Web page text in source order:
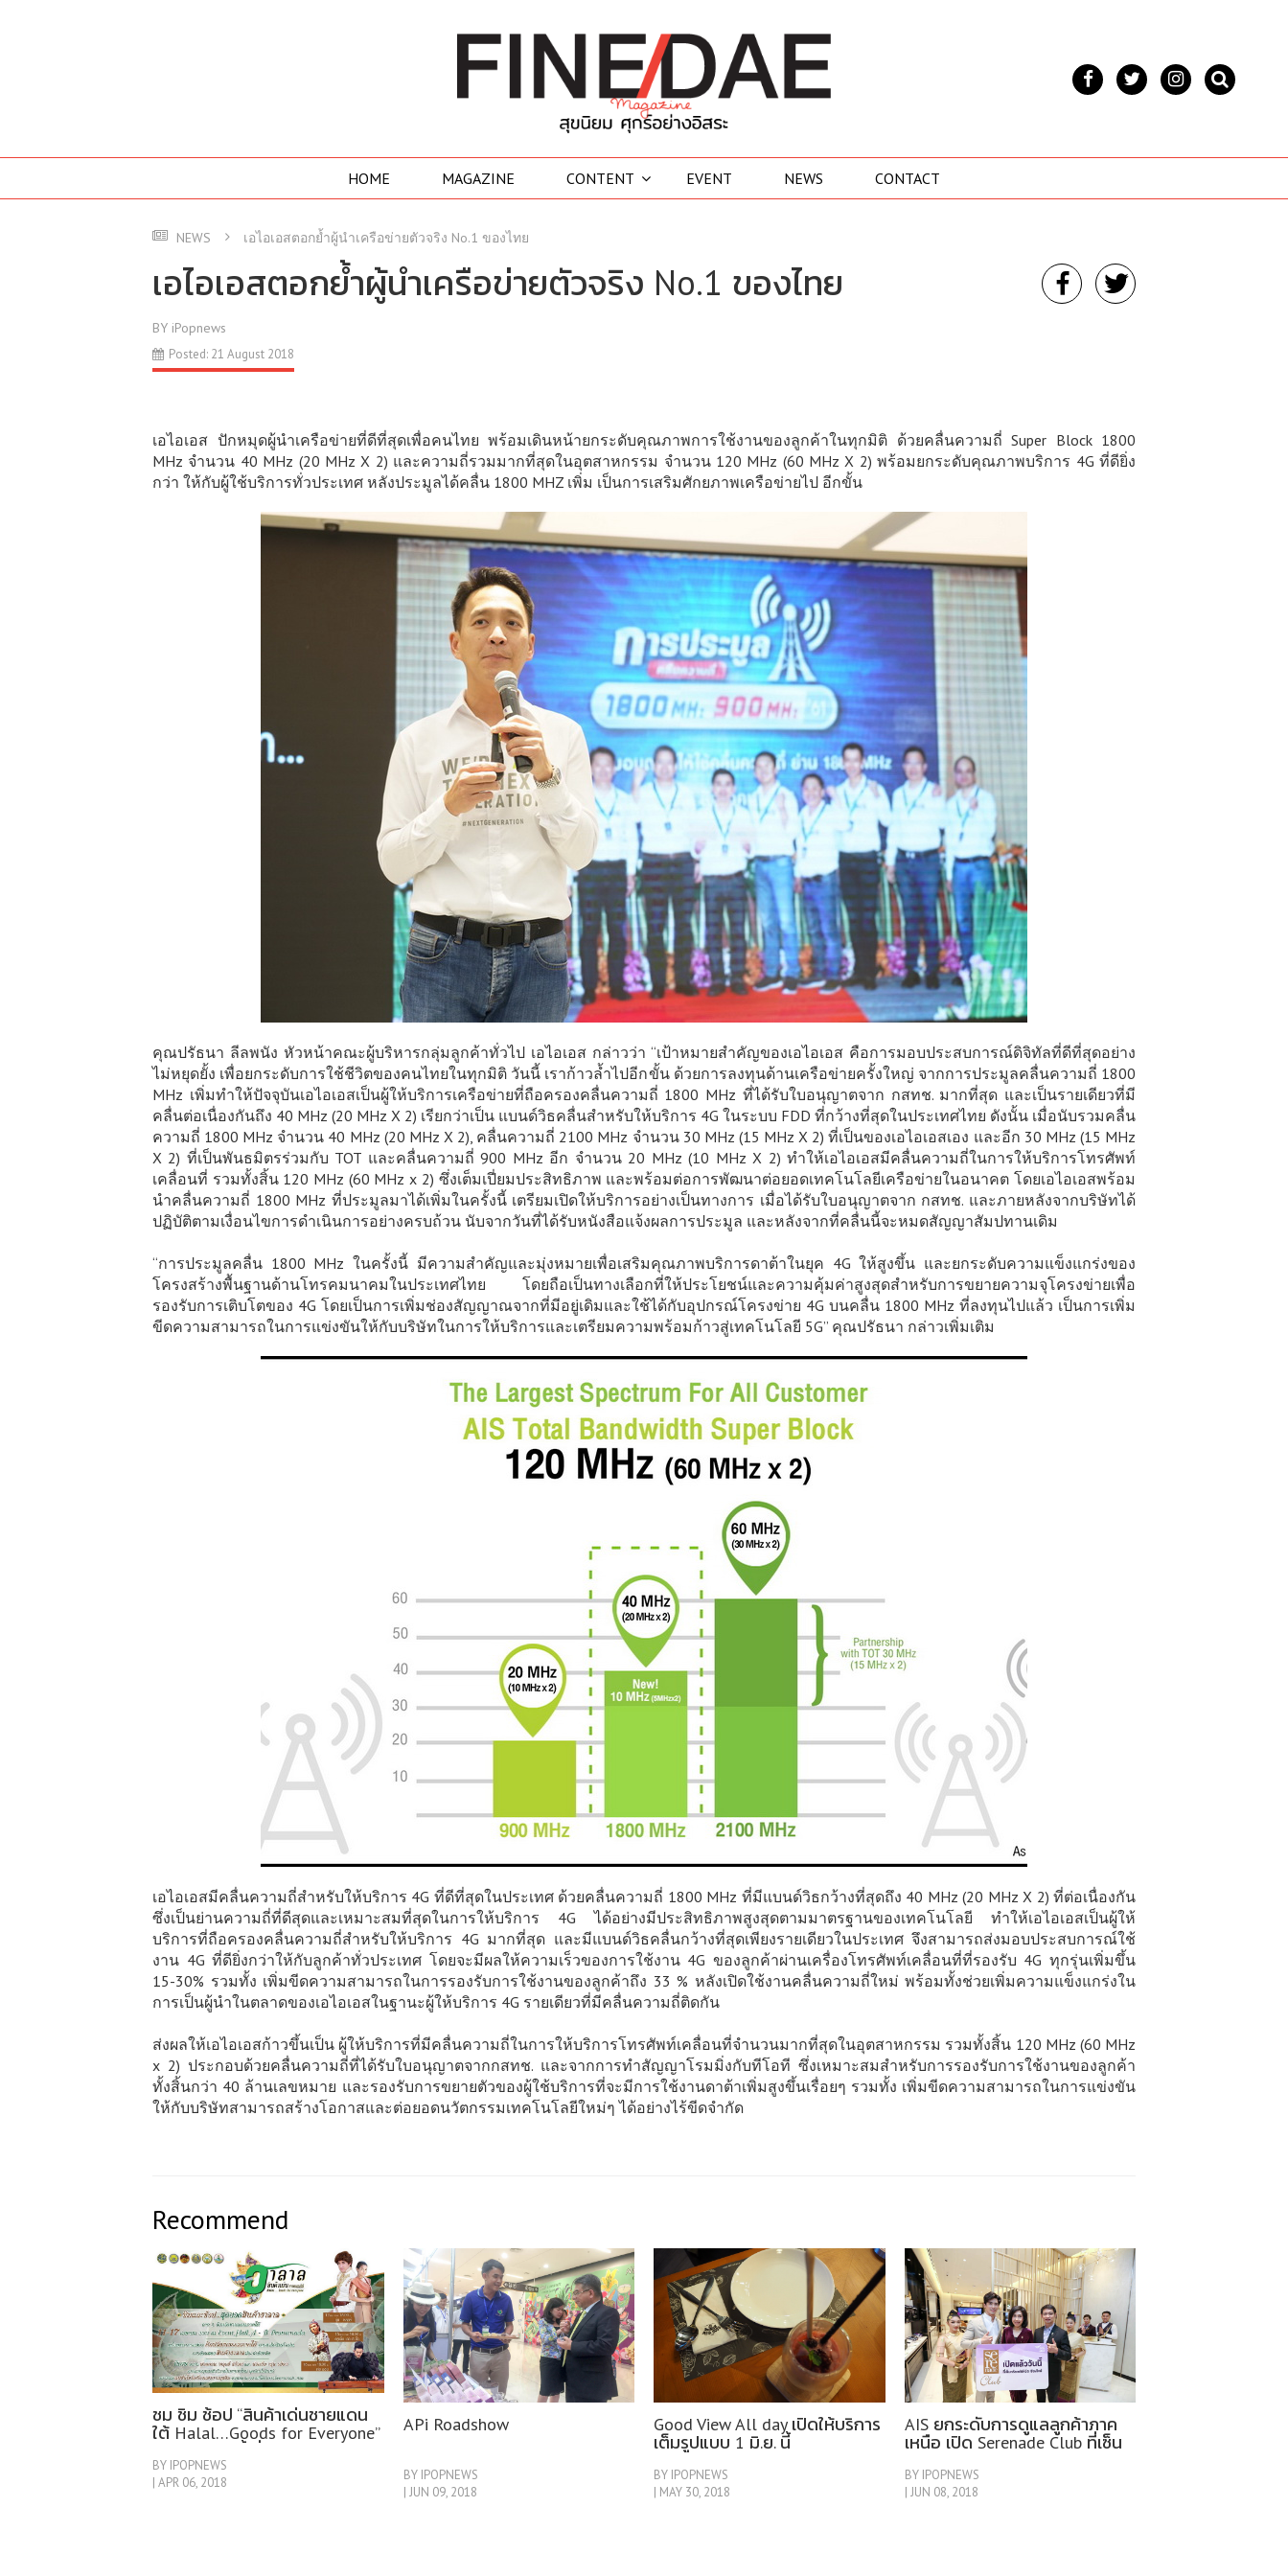
HOME MAGAZINE CONTENT EVENT NEWS CONTACT
NEWS เอไอเอสตอกย้ำผู้นำเครือข่ายตัวจริง No.1 ของไทย
เอไอเอสตอกย้ำผู้นำเครือข่ายตัวจริง No.1 ของไทย
BY iPopnews
Posted: 21 August 2018
เอไอเอส ปักหมุดผู้นำเครือข่ายที่ดีที่สุดเพื่อคนไทย พร้อมเดินหน้ายกระดับคุณภาพการใช้งานของลูกค้าในทุกมิติ ด้วยคลื่นความถี่ Super Block 1800
MHz จำนวน 40 MHz (20 MHz X 2) และความถี่รวมมากที่สุดในอุตสาหกรรม จำนวน 120 MHz (60 MHz X 2) พร้อมยกระดับคุณภาพบริการ 4G ที่ดียิ่ง
กว่า ให้กับผู้ใช้บริการทั่วประเทศ หลังประมูลได้คลื่น 1800 MHZ เพิ่ม เป็นการเสริมศักยภาพเครือข่ายไป อีกขั้น
คุณปรัธนา ลีลพนัง หัวหน้าคณะผู้บริหารกลุ่มลูกค้าทั่วไป เอไอเอส กล่าวว่า “เป้าหมายสำคัญของเอไอเอส คือการมอบประสบการณ์ดิจิทัลที่ดีที่สุดอย่าง
ไม่หยุดยั้ง เพื่อยกระดับการใช้ชีวิตของคนไทยในทุกมิติ วันนี้ เราก้าวล้ำไปอีกขั้น ด้วยการลงทุนด้านเครือข่ายครั้งใหญ่ จากการประมูลคลื่นความถี่ 1800
MHz เพิ่มทำให้ปัจจุบันเอไอเอสเป็นผู้ให้บริการเครือข่ายที่ถือครองคลื่นความถี่ 1800 MHz ที่ได้รับใบอนุญาตจาก กสทช. มากที่สุด และเป็นรายเดียวที่มี
คลื่นต่อเนื่องกันถึง 40 MHz (20 MHz X 2) เรียกว่าเป็น แบนด์วิธคลื่นสำหรับให้บริการ 4G ในระบบ FDD ที่กว้างที่สุดในประเทศไทย ดังนั้น เมื่อนับรวมคลื่น
ความถี่ 1800 MHz จำนวน 40 MHz (20 MHz X 2), คลื่นความถี่ 2100 MHz จำนวน 30 MHz (15 MHz X 2) ที่เป็นของเอไอเอสเอง และอีก 30 MHz (15 MHz
X 2) ที่เป็นพันธมิตรร่วมกับ TOT และคลื่นความถี่ 900 MHz อีก จำนวน 20 MHz (10 MHz X 2) ทำให้เอไอเอสมีคลื่นความถี่ในการให้บริการโทรศัพท์
เคลื่อนที่ รวมทั้งสิ้น 120 MHz (60 MHz x 2) ซึ่งเต็มเปี่ยมประสิทธิภาพ และพร้อมต่อการพัฒนาต่อยอดเทคโนโลยีเครือข่ายในอนาคต โดยเอไอเอสพร้อม
นำคลื่นความถี่ 1800 MHz ที่ประมูลมาได้เพิ่มในครั้งนี้ เตรียมเปิดให้บริการอย่างเป็นทางการ เมื่อได้รับใบอนุญาตจาก กสทช. และภายหลังจากบริษัทได้
ปฏิบัติตามเงื่อนไขการดำเนินการอย่างครบถ้วน นับจากวันที่ได้รับหนังสือแจ้งผลการประมูล และหลังจากที่คลื่นนี้จะหมดสัญญาสัมปทานเดิม
“การประมูลคลื่น 1800 MHz ในครั้งนี้ มีความสำคัญและมุ่งหมายเพื่อเสริมคุณภาพบริการดาต้าในยุค 4G ให้สูงขึ้น และยกระดับความแข็งแกร่งของ
โครงสร้างพื้นฐานด้านโทรคมนาคมในประเทศไทย โดยถือเป็นทางเลือกที่ให้ประโยชน์และความคุ้มค่าสูงสุดสำหรับการขยายความจุโครงข่ายเพื่อ
รองรับการเติบโตของ 4G โดยเป็นการเพิ่มช่องสัญญาณจากที่มีอยู่เดิมและใช้ได้กับอุปกรณ์โครงข่าย 4G บนคลื่น 1800 MHz ที่ลงทุนไปแล้ว เป็นการเพิ่ม
ขีดความสามารถในการแข่งขันให้กับบริษัทในการให้บริการและเตรียมความพร้อมก้าวสู่เทคโนโลยี 5G” คุณปรัธนา กล่าวเพิ่มเติม
เอไอเอสมีคลื่นความถี่สำหรับให้บริการ 4G ที่ดีที่สุดในประเทศ ด้วยคลื่นความถี่ 1800 MHz ที่มีแบนด์วิธกว้างที่สุดถึง 40 MHz (20 MHz X 2) ที่ต่อเนื่องกัน
ซึ่งเป็นย่านความถี่ที่ดีสุดและเหมาะสมที่สุดในการให้บริการ 4G ได้อย่างมีประสิทธิภาพสูงสุดตามมาตรฐานของเทคโนโลยี ทำให้เอไอเอสเป็นผู้ให้
บริการที่ถือครองคลื่นความถี่สำหรับให้บริการ 4G มากที่สุด และมีแบนด์วิธคลื่นกว้างที่สุดเพียงรายเดียวในประเทศ จึงสามารถส่งมอบประสบการณ์ใช้
งาน 4G ที่ดียิ่งกว่าให้กับลูกค้าทั่วประเทศ โดยจะมีผลให้ความเร็วของการใช้งาน 4G ของลูกค้าผ่านเครื่องโทรศัพท์เคลื่อนที่ที่รองรับ 4G ทุกรุ่นเพิ่มขึ้น
15-30% รวมทั้ง เพิ่มขีดความสามารถในการรองรับการใช้งานของลูกค้าถึง 33 % หลังเปิดใช้งานคลื่นความถี่ใหม่ พร้อมทั้งช่วยเพิ่มความแข็งแกร่งใน
การเป็นผู้นำในตลาดของเอไอเอสในฐานะผู้ให้บริการ 4G รายเดียวที่มีคลื่นความถี่ติดกัน
ส่งผลให้เอไอเอสก้าวขึ้นเป็น ผู้ให้บริการที่มีคลื่นความถี่ในการให้บริการโทรศัพท์เคลื่อนที่จำนวนมากที่สุดในอุตสาหกรรม รวมทั้งสิ้น 120 MHz (60 MHz
x 2) ประกอบด้วยคลื่นความถี่ที่ได้รับใบอนุญาตจากกสทช. และจากการทำสัญญาโรมมิ่งกับทีโอที ซึ่งเหมาะสมสำหรับการรองรับการใช้งานของลูกค้า
ทั้งสิ้นกว่า 40 ล้านเลขหมาย และรองรับการขยายตัวของผู้ใช้บริการที่จะมีการใช้งานดาต้าเพิ่มสูงขึ้นเรื่อยๆ รวมทั้ง เพิ่มขีดความสามารถในการแข่งขัน
ให้กับบริษัทสามารถสร้างโอกาสและต่อยอดนวัตกรรมเทคโนโลยีใหม่ๆ ได้อย่างไร้ขีดจำกัด
Recommend
ชม ชิม ช้อป “สินค้าเด่นชายแดน
ใต้ Halal…Goods for Everyone”
เชียงใหม่
BY IPOPNEWS
| APR 06, 2018
APi Roadshow
BY IPOPNEWS
| JUN 09, 2018
​​​​​​​Good View All day เปิดให้บริการ
เต็มรูปแบบ 1 มิ.ย. นี้
BY IPOPNEWS
| MAY 30, 2018
AIS ยกระดับการดูแลลูกค้าภาค
เหนือ เปิด Serenade Club ที่เซ็น
BY IPOPNEWS
| JUN 08, 2018